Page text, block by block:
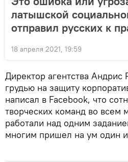
латышской
отправил русских к
18 апреля 2021, 19:59
Директор агентства Андрис
грудью на защиту
написал в Facebook, что
творческих команд во всем
работали над одним
многим пришел на ум один